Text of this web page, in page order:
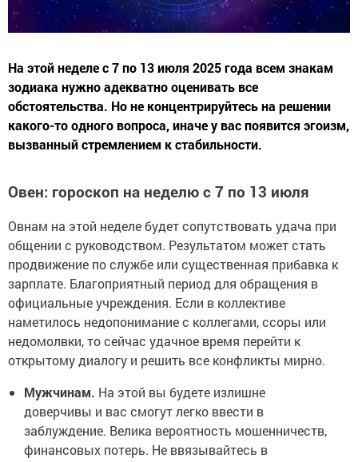
На этой неделе с 7 по 13 июля 2025 года всем знакам
зодиака нужно адекватно оценивать все
обстоятельства. Но не концентрируйтесь на решении
какого-то одного вопроса, иначе у вас появится эгоизм,
вызванный стремлением к стабильности.
Овен: гороскоп на неделю с 7 по 13 июля
Овнам на этой неделе будет сопутствовать удача при
общении с руководством. Результатом может стать
продвижение по службе или существенная прибавка к
зарплате. Благоприятный период для обращения в
официальные учреждения. Если в коллективе
наметилось недопонимание с коллегами, ссоры или
недомолвки, то сейчас удачное время перейти к
открытому диалогу и решить все конфликты мирно.
Мужчинам. На этой вы будете излишне
доверчивы и вас смогут легко ввести в
заблуждение. Велика вероятность мошенничеств,
финансовых потерь. Не ввязывайтесь в